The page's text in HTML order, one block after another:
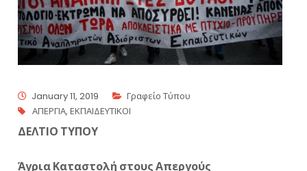
January 11, 2019
Γραφείο Τύπου
ΑΠΕΡΓΙΑ,ΕΚΠΑΙΔΕΥΤΙΚΟΙ
ΔΕΛΤΙΟ ΤΥΠΟΥ
Άγρια Καταστολή στους Απεργούς